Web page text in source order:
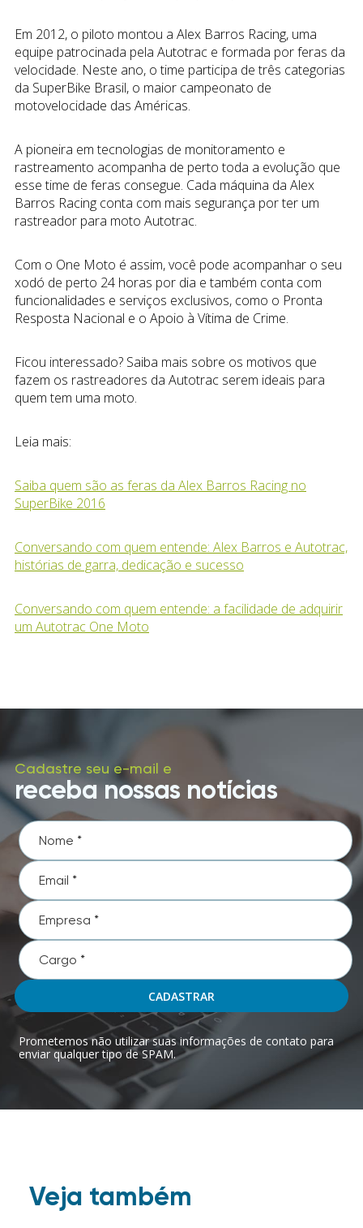
Em 2012, o piloto montou a Alex Barros Racing, uma
equipe patrocinada pela Autotrac e formada por feras da
velocidade. Neste ano, o time participa de três categorias
da SuperBike Brasil, o maior campeonato de
motovelocidade das Américas.
A pioneira em tecnologias de monitoramento e
rastreamento acompanha de perto toda a evolução que
esse time de feras consegue. Cada máquina da Alex
Barros Racing conta com mais segurança por ter um
rastreador para moto Autotrac.
Com o One Moto é assim, você pode acompanhar o seu
xodó de perto 24 horas por dia e também conta com
funcionalidades e serviços exclusivos, como o Pronta
Resposta Nacional e o Apoio à Vítima de Crime.
Ficou interessado? Saiba mais sobre os motivos que
fazem os rastreadores da Autotrac serem ideais para
quem tem uma moto.
Leia mais:
Saiba quem são as feras da Alex Barros Racing no
SuperBike 2016
Conversando com quem entende: Alex Barros e Autotrac,
histórias de garra, dedicação e sucesso
Conversando com quem entende: a facilidade de adquirir
um Autotrac One Moto
Cadastre seu e-mail e
receba nossas notícias
CADASTRAR
Prometemos não utilizar suas informações de contato para
enviar qualquer tipo de SPAM.
Veja também